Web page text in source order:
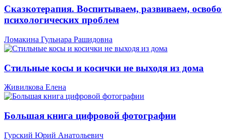
Сказкотерапия. Воспитываем, развиваем,
психологических проблем
Ломакина Гульнара Рашидовна
Стильные косы и косички не выходя из дома
Живилкова Елена
Большая книга цифровой фотографии
Гурский Юрий Анатольевич